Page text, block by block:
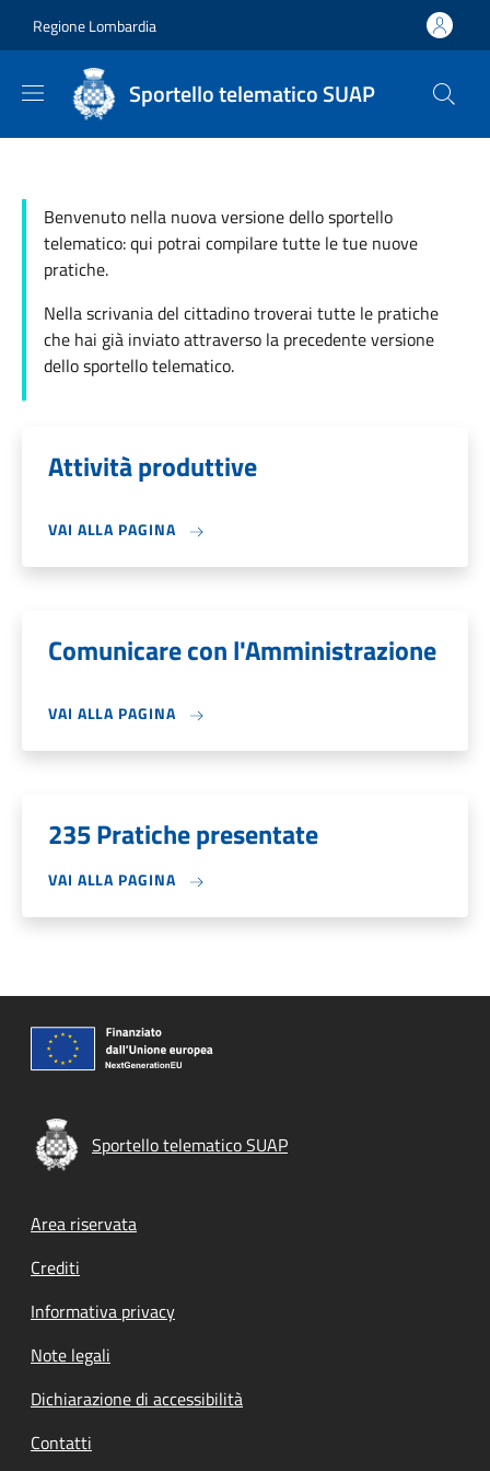
Regione Lombardia
Sportello telematico SUAP
Benvenuto nella nuova versione dello sportello
telematico: qui potrai compilare tutte le tue nuove
pratiche.
Nella scrivania del cittadino troverai tutte le pratiche
che hai già inviato attraverso la precedente versione
dello sportello telematico.
Attività produttive
VAI ALLA PAGINA
Comunicare con l'Amministrazione
VAI ALLA PAGINA
235 Pratiche presentate
VAI ALLA PAGINA
Sportello telematico SUAP
Footer menu
Area riservata
Crediti
Informativa privacy
Note legali
Dichiarazione di accessibilità
Contatti